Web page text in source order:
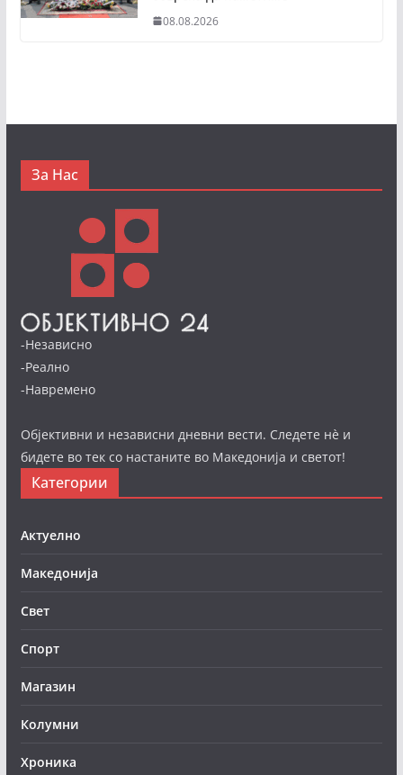
08.08.2026
За Нас
-Независно
-Реално
-Навремено
Објективни и независни дневни вести. Следете нè и
бидете во тек со настаните во Македонија и светот!
Категории
Актуелно
Македонија
Свет
Спорт
Магазин
Колумни
Хроника